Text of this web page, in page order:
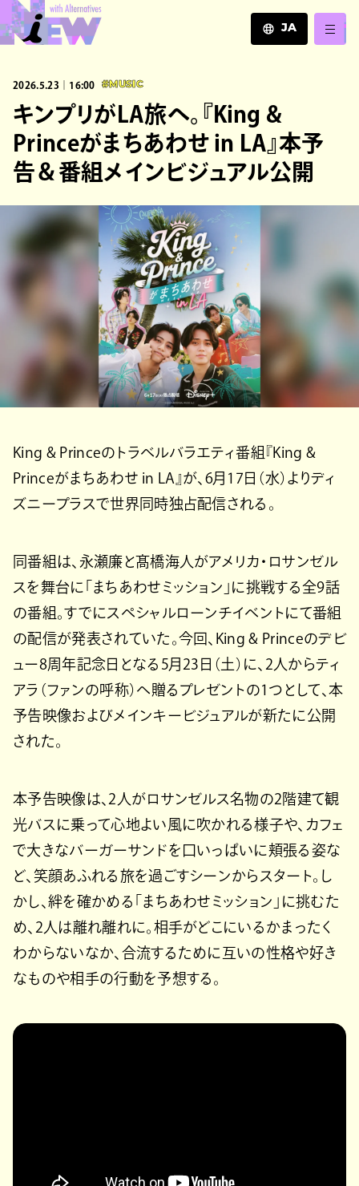
JA
ZH
2026.5.23｜16:00 #MUSIC
キンプリがLA旅へ。『King &
Princeがまちあわせ in LA』本予
告＆番組メインビジュアル公開
King & Princeのトラベルバラエティ番組『King &
Princeがまちあわせ in LA』が、6月17日（水）よりディ
ズニープラスで世界同時独占配信される。
同番組は、永瀬廉と髙橋海人がアメリカ・ロサンゼル
スを舞台に「まちあわせミッション」に挑戦する全9話
の番組。すでにスペシャルローンチイベントにて番組
の配信が発表されていた。今回、King & Princeのデビ
ュー8周年記念日となる5月23日（土）に、2人からティ
アラ（ファンの呼称）へ贈るプレゼントの1つとして、本
予告映像およびメインキービジュアルが新たに公開
された。
本予告映像は、2人がロサンゼルス名物の2階建て観
光バスに乗って心地よい風に吹かれる様子や、カフェ
で大きなバーガーサンドを口いっぱいに頬張る姿な
ど、笑顔あふれる旅を過ごすシーンからスタート。し
かし、絆を確かめる「まちあわせミッション」に挑むた
め、2人は離れ離れに。相手がどこにいるかまったく
わからないなか、合流するために互いの性格や好き
なものや相手の行動を予想する。